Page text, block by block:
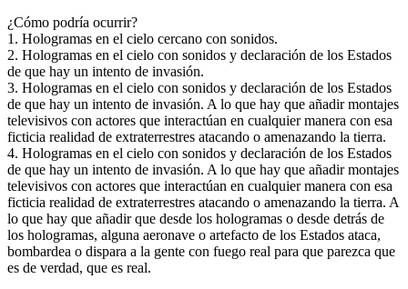
¿Cómo podría ocurrir?
1. Hologramas en el cielo cercano con sonidos.
2. Hologramas en el cielo con sonidos y declaración de los Estados
de que hay un intento de invasión.
3. Hologramas en el cielo con sonidos y declaración de los Estados
de que hay un intento de invasión. A lo que hay que añadir montajes
televisivos con actores que interactúan en cualquier manera con esa
ficticia realidad de extraterrestres atacando o amenazando la tierra.
4. Hologramas en el cielo con sonidos y declaración de los Estados
de que hay un intento de invasión. A lo que hay que añadir montajes
televisivos con actores que interactúan en cualquier manera con esa
ficticia realidad de extraterrestres atacando o amenazando la tierra. A
lo que hay que añadir que desde los hologramas o desde detrás de
los hologramas, alguna aeronave o artefacto de los Estados ataca,
bombardea o dispara a la gente con fuego real para que parezca que
es de verdad, que es real.